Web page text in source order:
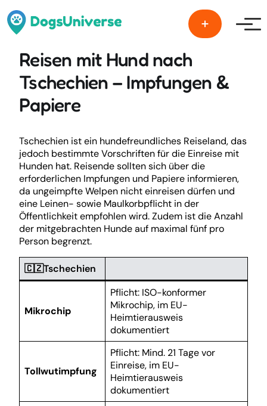
Reisen mit Hund nach
Tschechien – Impfungen &
Papiere
Tschechien ist ein hundefreundliches Reiseland, das
jedoch bestimmte Vorschriften für die Einreise mit
Hunden hat. Reisende sollten sich über die
erforderlichen Impfungen und Papiere informieren,
da ungeimpfte Welpen nicht einreisen dürfen und
eine Leinen- sowie Maulkorbpflicht in der
Öffentlichkeit empfohlen wird. Zudem ist die Anzahl
der mitgebrachten Hunde auf maximal fünf pro
Person begrenzt.
🇨🇿Tschechien
Mikrochip
Pflicht: ISO-konformer
Mikrochip, im EU-
Heimtierausweis
dokumentiert
Tollwutimpfung
Pflicht: Mind. 21 Tage vor
Einreise, im EU-
Heimtierausweis
dokumentiert